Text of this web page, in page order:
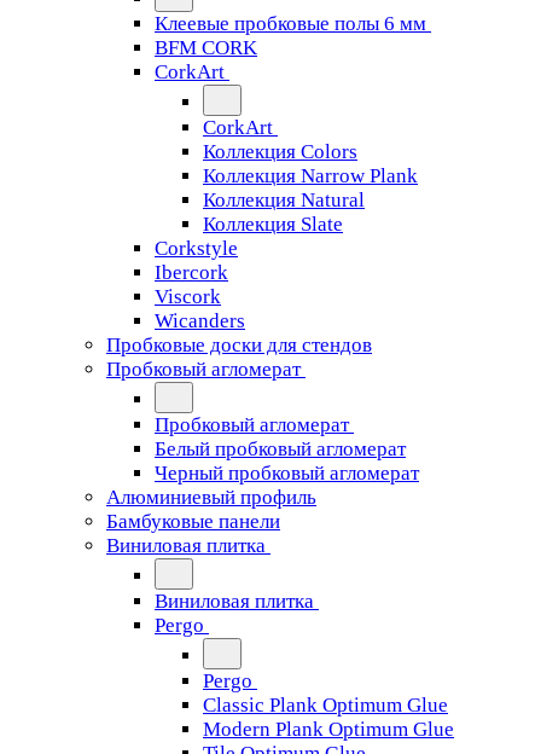
Клеевые пробковые полы 6 мм
BFM CORK
CorkArt
CorkArt
Коллекция Colors
Коллекция Narrow Plank
Коллекция Natural
Коллекция Slate
Corkstyle
Ibercork
Viscork
Wicanders
Пробковые доски для стендов
Пробковый агломерат
Пробковый агломерат
Белый пробковый агломерат
Черный пробковый агломерат
Алюминиевый профиль
Бамбуковые панели
Виниловая плитка
Виниловая плитка
Pergo
Pergo
Classic Plank Optimum Glue
Modern Plank Optimum Glue